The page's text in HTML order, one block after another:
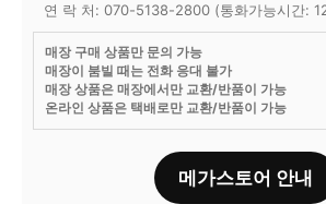
연 락 처: 070-5138-2800 (통화가능시간:
매장 구매 상품만 문의 가능
매장이 붐빌 때는 전화 응대 불가
매장 상품은 매장에서만 교환/반품이 가능
온라인 상품은 택배로만 교환/반품이 가능
메가스토어 안내